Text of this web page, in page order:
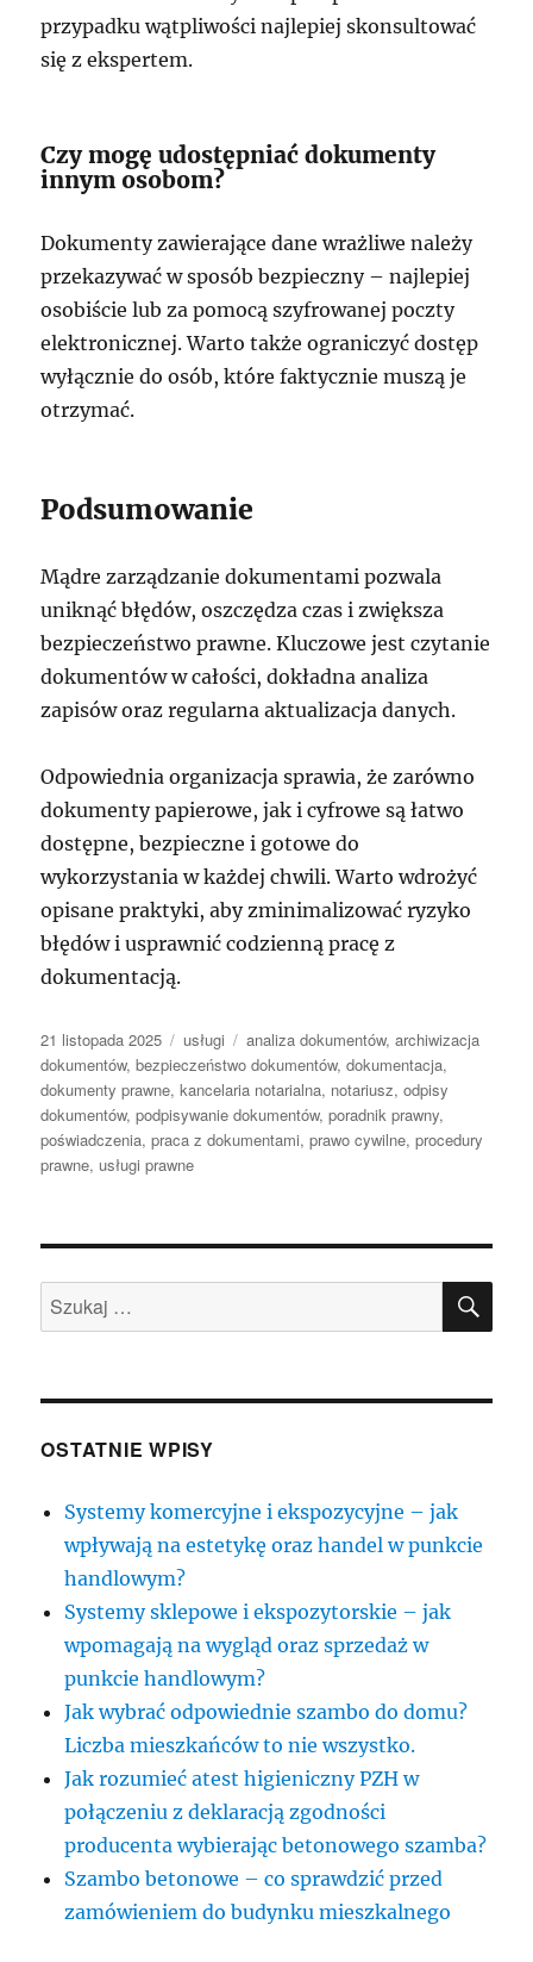
przypadku wątpliwości najlepiej skonsultować
się z ekspertem.
Czy mogę udostępniać dokumenty
innym osobom?
Dokumenty zawierające dane wrażliwe należy
przekazywać w sposób bezpieczny – najlepiej
osobiście lub za pomocą szyfrowanej poczty
elektronicznej. Warto także ograniczyć dostęp
wyłącznie do osób, które faktycznie muszą je
otrzymać.
Podsumowanie
Mądre zarządzanie dokumentami pozwala
uniknąć błędów, oszczędza czas i zwiększa
bezpieczeństwo prawne. Kluczowe jest czytanie
dokumentów w całości, dokładna analiza
zapisów oraz regularna aktualizacja danych.
Odpowiednia organizacja sprawia, że zarówno
dokumenty papierowe, jak i cyfrowe są łatwo
dostępne, bezpieczne i gotowe do
wykorzystania w każdej chwili. Warto wdrożyć
opisane praktyki, aby zminimalizować ryzyko
błędów i usprawnić codzienną pracę z
dokumentacją.
Data
publikacji
21 listopada 2025 Kategorie
usługi Tagi
analiza dokumentów,archiwizacja
dokumentów,bezpieczeństwo dokumentów,dokumentacja,
dokumenty prawne,kancelaria notarialna, notariusz,odpisy
dokumentów,podpisywanie dokumentów,poradnik prawny,
poświadczenia,praca z dokumentami,prawo cywilne,procedury
prawne, usługi prawne
Szukaj:
OSTATNIE WPISY
Systemy komercyjne i ekspozycyjne – jak
wpływają na estetykę oraz handel w punkcie
handlowym?
Systemy sklepowe i ekspozytorskie – jak
wpomagają na wygląd oraz sprzedaż w
punkcie handlowym?
Jak wybrać odpowiednie szambo do domu?
Liczba mieszkańców to nie wszystko.
Jak rozumieć atest higieniczny PZH w
połączeniu z deklaracją zgodności
producenta wybierając betonowego szamba?
Szambo betonowe – co sprawdzić przed
zamówieniem do budynku mieszkalnego